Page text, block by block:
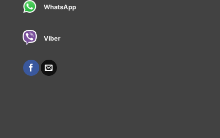
WhatsApp
Viber